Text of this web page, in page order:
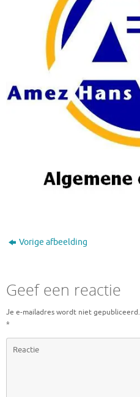
Vorige afbeelding
Geef een reactie
Je e-mailadres wordt niet gepubliceerd.
*